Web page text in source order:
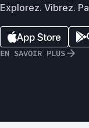
Explorez. Vibrez.
EN SAVOIR PLUS